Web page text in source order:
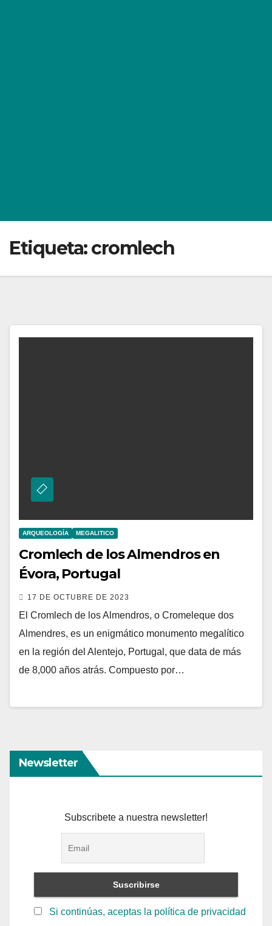
Etiqueta:cromlech
ARQUEOLOGÍA MEGALITICO
Cromlech de los Almendros en
Évora, Portugal
17 DE OCTUBRE DE 2023
El Cromlech de los Almendros, o Cromeleque dos
Almendres, es un enigmático monumento megalítico
en la región del Alentejo, Portugal, que data de más
de 8,000 años atrás. Compuesto por…
Newsletter
Subscribete a nuestra newsletter!
Si continúas, aceptas la política de privacidad